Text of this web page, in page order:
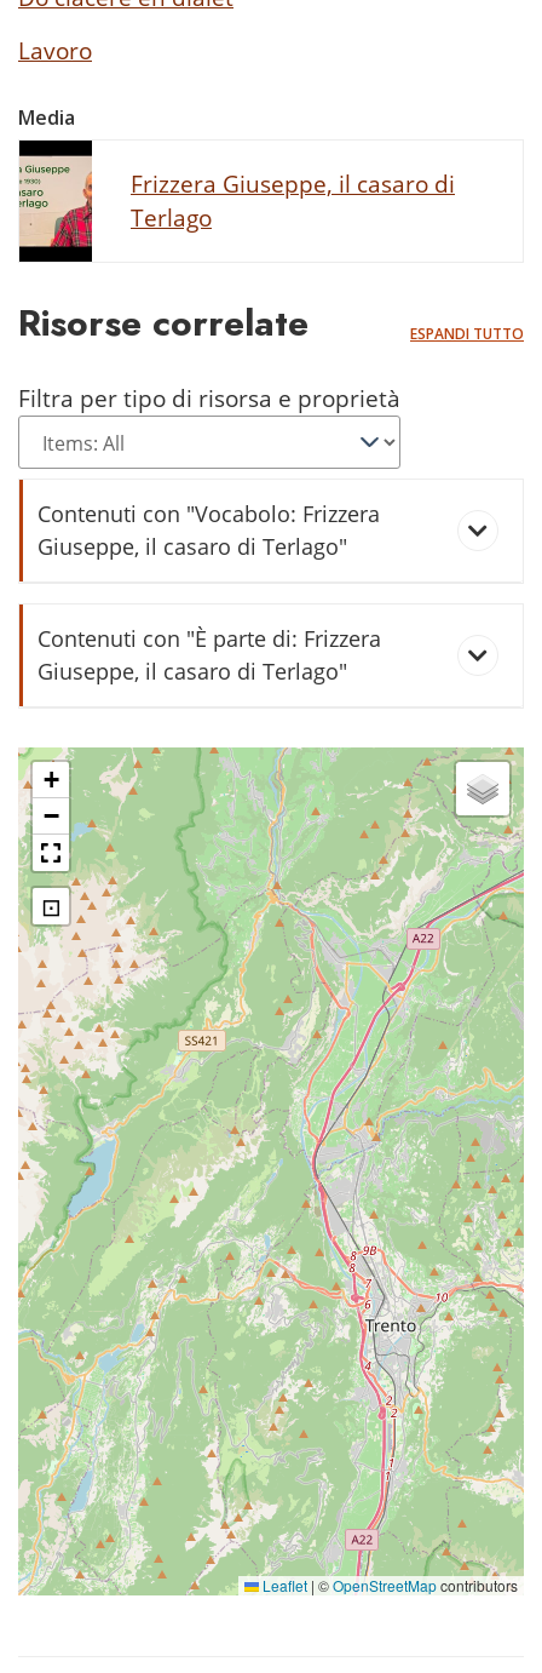
Lavoro
Media
Frizzera Giuseppe, il casaro di
Terlago
Risorse correlate ESPANDI TUTTO
Filtra per tipo di risorsa e proprietà
Contenuti con "Vocabolo: Frizzera
Giuseppe, il casaro di Terlago"
Contenuti con "È parte di: Frizzera
Giuseppe, il casaro di Terlago"
arquanti
arzarìr
binàr
bò
bòcia
botér
brusà
calzòt
capinàr
caseràda
cavezzaia (cavezaia)
cèla
+
−
⊡
Leaflet | ©OpenStreetMapcontributors